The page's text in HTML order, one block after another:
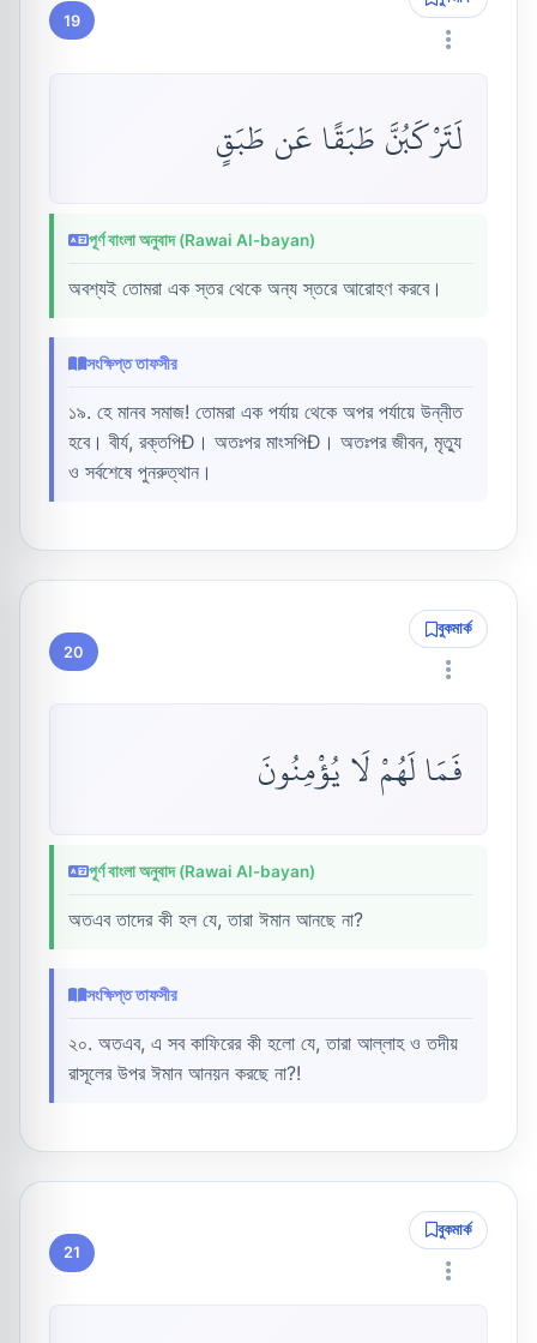
19
لَتَرْكَبُنَّ طَبَقًا عَن طَبَقٍ
পূর্ণ বাংলা অনুবাদ (Rawai Al-bayan)
অবশ্যই তোমরা এক স্তর থেকে অন্য স্তরে আরোহণ করবে।
সংক্ষিপ্ত তাফসীর
১৯. হে মানব সমাজ! তোমরা এক পর্যায় থেকে অপর পর্যায়ে উন্নীত
হবে। বীর্য, রক্তপিÐ। অতঃপর মাংসপিÐ। অতঃপর জীবন, মৃত্যু
ও সর্বশেষে পুনরুত্থান।
20
বুকমার্ক
فَمَا لَهُمْ لَا يُؤْمِنُونَ
পূর্ণ বাংলা অনুবাদ (Rawai Al-bayan)
অতএব তাদের কী হল যে, তারা ঈমান আনছে না?
সংক্ষিপ্ত তাফসীর
২০. অতএব, এ সব কাফিরের কী হলো যে, তারা আল্লাহ ও তদীয়
রাসূলের উপর ঈমান আনয়ন করছে না?!
21
বুকমার্ক